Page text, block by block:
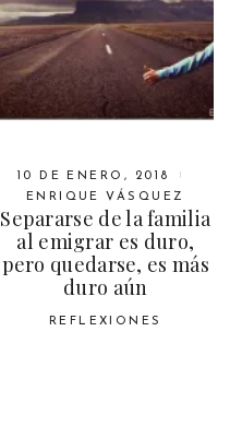
10 DE ENERO, 2018
ENRIQUE VÁSQUEZ
Separarse de la familia
al emigrar es duro,
pero quedarse, es más
duro aún
REFLEXIONES